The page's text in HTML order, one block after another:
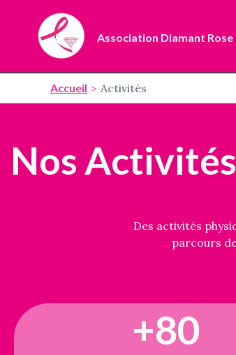
contenu
Association Diamant Rose
Accueil Activités
Nos
Des activités
parcours
+80